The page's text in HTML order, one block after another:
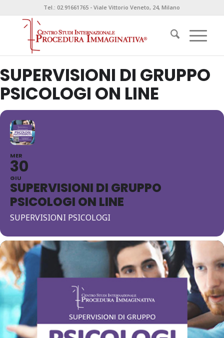
Tel.: 02.91661765 - Viale Vittorio Veneto, 24, Milano
SUPERVISIONI DI GRUPPO
PSICOLOGI ON LINE
MER
30
GIU
SUPERVISIONI DI GRUPPO
PSICOLOGI ON LINE
SUPERVISIONI PSICOLOGI